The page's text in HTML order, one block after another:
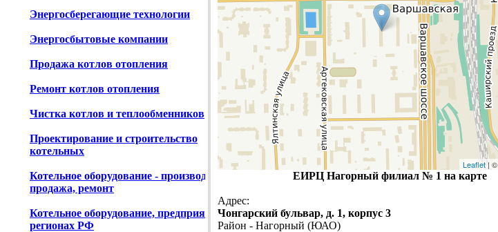
Энергосберегающие технологии
Энергосбытовые компании
Продажа котлов отопления
Ремонт котлов отопления
Чистка котлов и теплообменников
Проектирование и строительство
котельных
Котельное оборудование - производство,
продажа, ремонт
Котельное оборудование, предприятия в
регионах РФ
Leaflet| ©
ЕИРЦ Нагорный филиал № 1 на карте
Адрес:
Чонгарский бульвар, д. 1, корпус 3
Район - Нагорный (ЮАО)